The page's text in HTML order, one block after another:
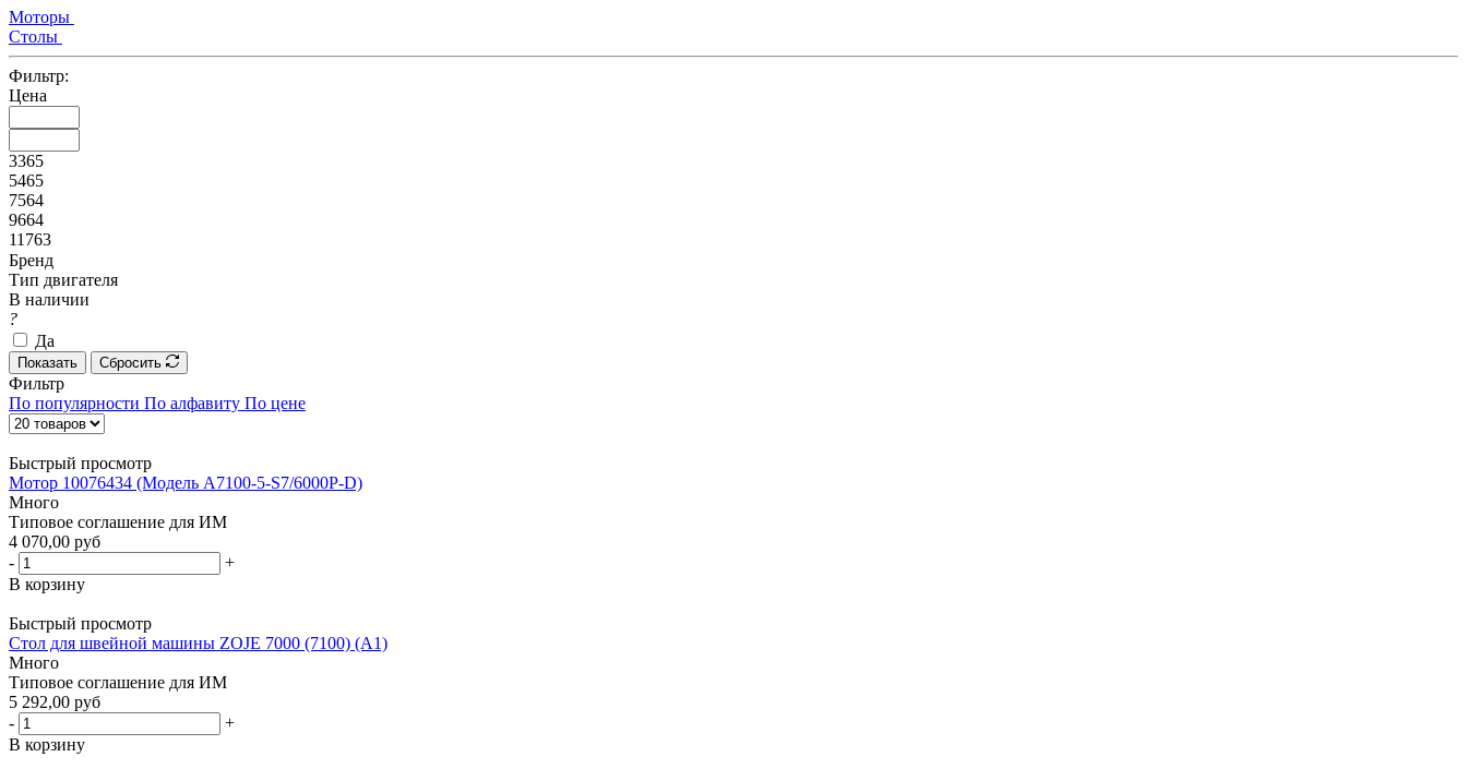
Моторы
Столы
Фильтр:
Цена
3365
5465
7564
9664
11763
Бренд
Тип двигателя
В наличии
?
Да
Показать Сбросить
Фильтр
По популярности По алфавиту По цене
Быстрый просмотр
Мотор 10076434 (Модель A7100-5-S7/6000P-D)
Много
Типовое соглашение для ИМ
4 070,00 руб
-
+
В корзину
Быстрый просмотр
Стол для швейной машины ZOJE 7000 (7100) (A1)
Много
Типовое соглашение для ИМ
5 292,00 руб
-
+
В корзину